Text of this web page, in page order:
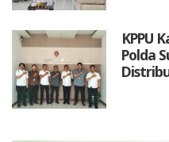
KPPU
Polda